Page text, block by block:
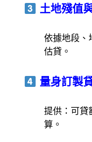
土地殘值
依據地段、
估貸。
量身訂製
提供：可貸
算。